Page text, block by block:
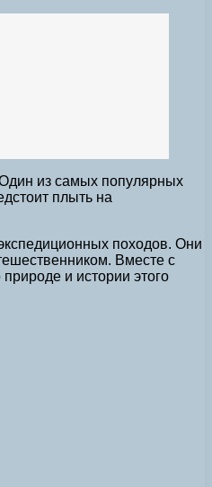
из самых популярных
плыть на
походов. Они
Вместе с
и истории этого